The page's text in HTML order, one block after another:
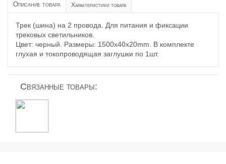
Описание товара Характеристики товара
Трек (шина) на 2 провода. Для питания и фиксации
трековых светильников.
Цвет: черный. Размеры: 1500x40x20mm. В комплекте
глухая и токопроводящая заглушки по 1шт.
Связанные товары: